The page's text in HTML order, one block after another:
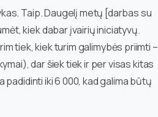
Taip. Daugelį metų [darbas su
kiek dabar įvairių iniciatyvų.
tiek, kiek turim galimybės priimti –
dar šiek tiek ir per visas kitas
iki 6 000, kad galima būtų